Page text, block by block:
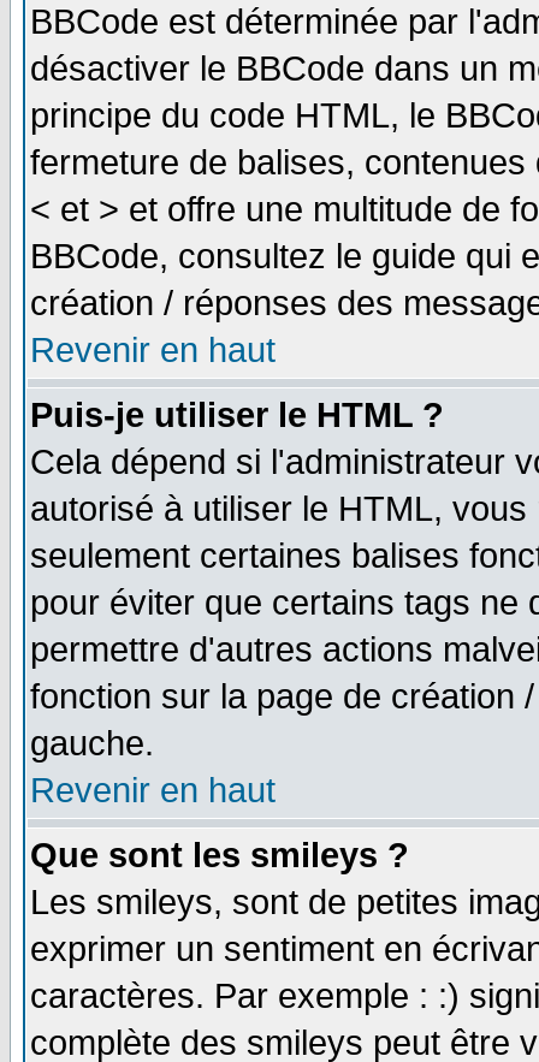
BBCode est déterminée par
désactiver le BBCode dans un
principe du code HTML, le
fermeture de balises,
< et > et offre une multitude de
BBCode, consultez le guide qui
création / réponses des
Revenir en haut
Puis-je utiliser le HTML ?
Cela dépend si l'administrateur
autorisé à utiliser le HTML,
seulement certaines balises
pour éviter que certains tags ne
permettre d'autres actions
fonction sur la page de création
gauche.
Revenir en haut
Que sont les smileys ?
Les smileys, sont de petites
exprimer un sentiment en
caractères. Par exemple : :)
complète des smileys peut être